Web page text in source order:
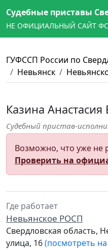
Судебные приставы
НЕ ОФИЦИАЛЬНЫЙ САЙТ
ГУФССП России по
Невьянск
Казина
Судебный пристав-
Возможно, что уже не
Проверить на
Где работает
Невьянское РОСП
Свердловская область,
улица, 16(посмотреть на